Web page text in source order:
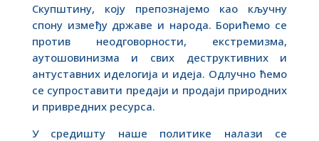
Скупштину, коју препознајемо као кључну
спону између државе и народа. Борићемо се
против неодговорности, екстремизма,
аутошовинизма и свих деструктивних и
антуставних иделогија и идеја. Одлучно ћемо
се супроставити предаји и продаји природних
и привредних ресурса.
У средишту наше политике налази се